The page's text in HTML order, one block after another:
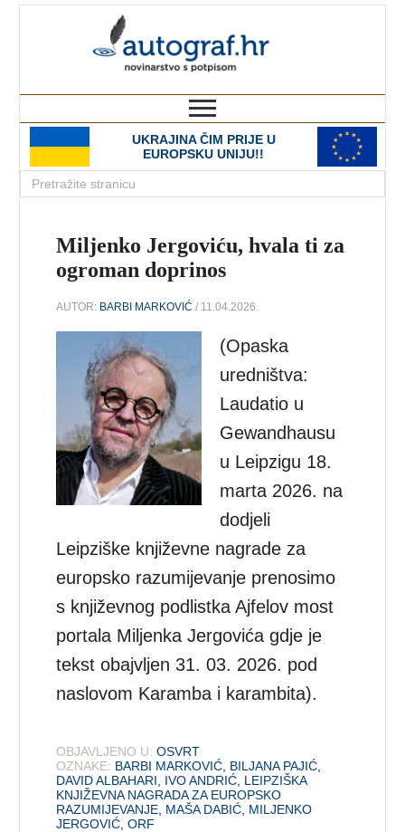
UKRAJINA ČIM PRIJE U
EUROPSKU UNIJU!!
Miljenko Jergoviću, hvala ti za
ogroman doprinos
AUTOR: BARBI MARKOVIĆ / 11.04.2026.
(Opaska
uredništva:
Laudatio u
Gewandhausu
u Leipzigu 18.
marta 2026. na
dodjeli
Leipziške književne nagrade za
europsko razumijevanje prenosimo
s književnog podlistka Ajfelov most
portala Miljenka Jergovića gdje je
tekst obajvljen 31. 03. 2026. pod
naslovom Karamba i karambita).
OBJAVLJENO U: OSVRT
OZNAKE: BARBI MARKOVIĆ BILJANA PAJIĆ
DAVID ALBAHARI
IVO ANDRIĆ LEIPZIŠKA
KNJIŽEVNA NAGRADA ZA EUROPSKO
RAZUMIJEVANJE MAŠA DABIĆ MILJENKO
JERGOVIĆ ,ORF